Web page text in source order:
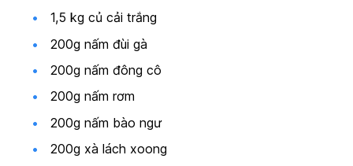
1,5 kg củ cải trắng
200g nấm đùi gà
200g nấm đông cô
200g nấm rơm
200g nấm bào ngư
200g xà lách xoong